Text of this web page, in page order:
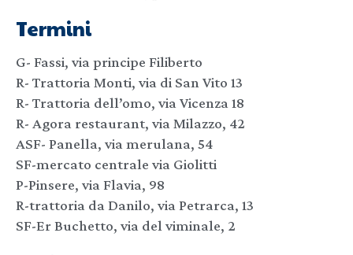
Termini
G- Fassi, via principe Filiberto
R- Trattoria Monti, via di San Vito 13
R- Trattoria dell’omo, via Vicenza 18
R- Agora restaurant, via Milazzo, 42
ASF- Panella, via merulana, 54
SF-mercato centrale via Giolitti
P-Pinsere, via Flavia, 98
R-trattoria da Danilo, via Petrarca, 13
SF-Er Buchetto, via del viminale, 2